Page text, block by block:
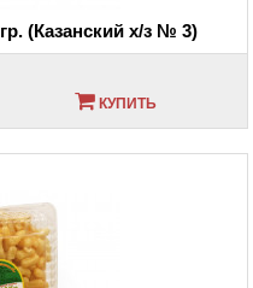
(Казанский х/з № 3)
КУПИТЬ